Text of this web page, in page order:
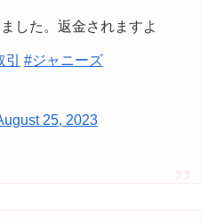
した。返金されますよ
#ジャニーズ
25, 2023